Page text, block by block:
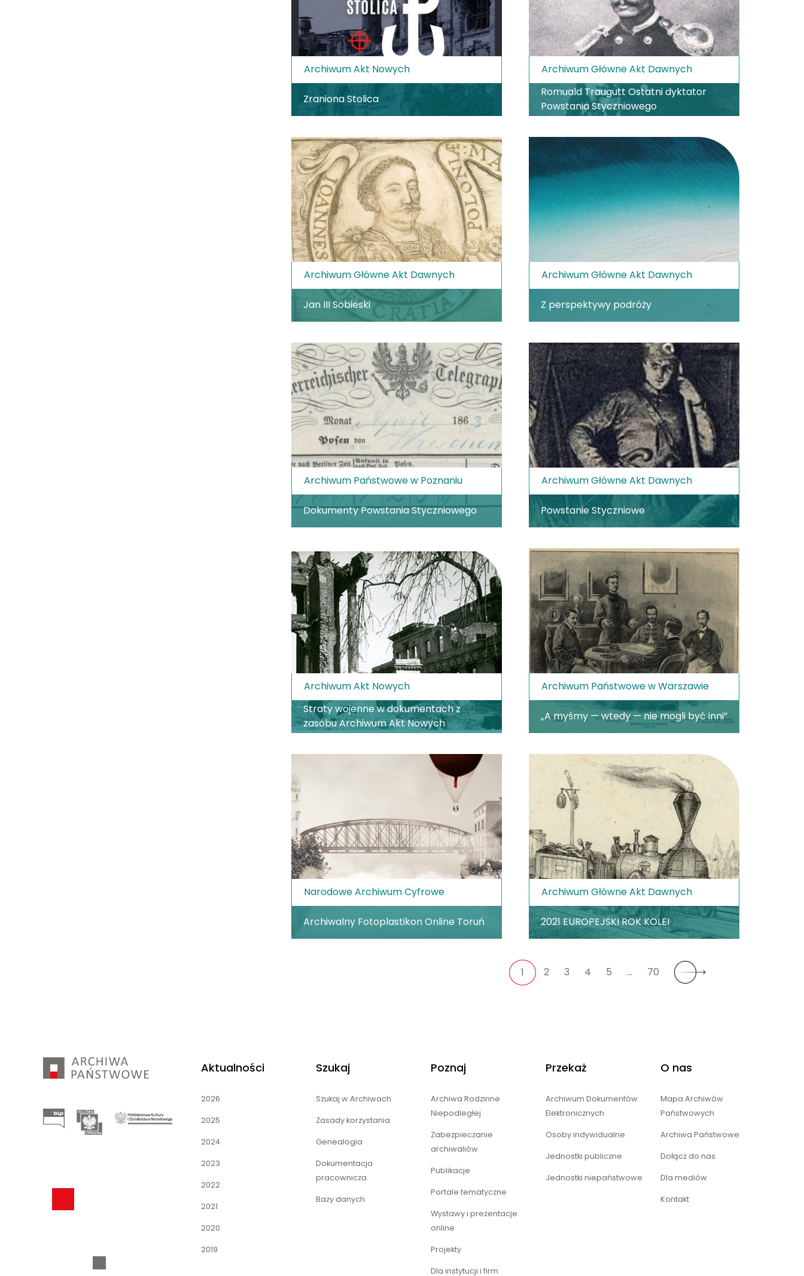
Archiwum Akt Nowych
Zraniona Stolica
Archiwum Główne Akt Dawnych
Romuald Traugutt Ostatni dyktator
Powstania Styczniowego
Archiwum Główne Akt Dawnych
Jan III Sobieski
Archiwum Główne Akt Dawnych
Z perspektywy podróży
Archiwum Państwowe w Poznaniu
Dokumenty Powstania Styczniowego
Archiwum Główne Akt Dawnych
Powstanie Styczniowe
Archiwum Akt Nowych
Straty wojenne w dokumentach z
zasobu Archiwum Akt Nowych
Archiwum Państwowe w Warszawie
„A myśmy — wtedy — nie mogli być inni”
Narodowe Archiwum Cyfrowe
Archiwalny Fotoplastikon Online Toruń
Archiwum Główne Akt Dawnych
2021 EUROPEJSKI ROK KOLEI
1 2 3 4 5 … 70
Aktualności
2026
2025
2024
2023
2022
2021
2020
2019
Szukaj
Szukaj w Archiwach
Zasady korzystania
Genealogia
Dokumentacja
pracownicza
Bazy danych
Poznaj
Archiwa Rodzinne
Niepodległej
Zabezpieczanie
archiwaliów
Publikacje
Portale tematyczne
Wystawy i prezentacje
online
Projekty
Dla instytucji i firm
Przekaż
Archiwum Dokumentów
Elektronicznych
Osoby indywidualne
Jednostki publiczne
Jednostki niepaństwowe
O nas
Mapa Archiwów
Państwowych
Archiwa Państwowe
Dołącz do nas
Dla mediów
Kontakt